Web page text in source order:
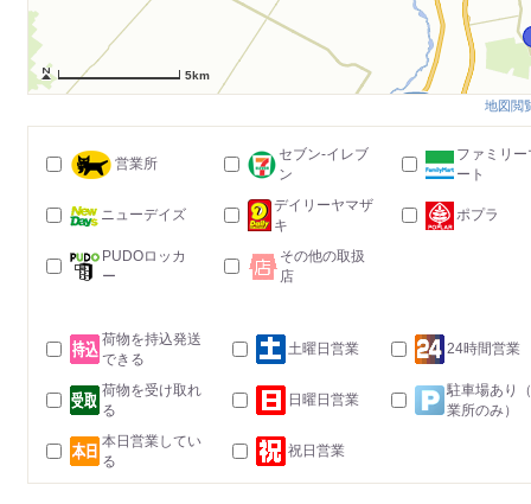
5km
地図閲
営業所
セブン-イレブ
ン
ファミリー
ート
ニューデイズ
デイリーヤマザ
キ
ポプラ
PUDOロッカ
ー
その他の取扱
店
荷物を持込発送
できる
土曜日営業 24時間営業
荷物を受け取れ
る
日曜日営業
駐車場あり
業所のみ）
本日営業してい
る
祝日営業